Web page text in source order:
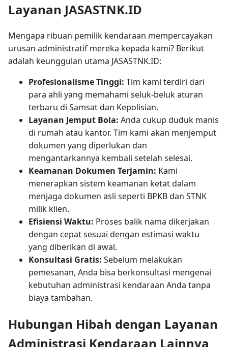
Layanan JASASTNK.ID
Mengapa ribuan pemilik kendaraan mempercayakan
urusan administratif mereka kepada kami? Berikut
adalah keunggulan utama JASASTNK.ID:
Profesionalisme Tinggi: Tim kami terdiri dari
para ahli yang memahami seluk-beluk aturan
terbaru di Samsat dan Kepolisian.
Layanan Jemput Bola: Anda cukup duduk manis
di rumah atau kantor. Tim kami akan menjemput
dokumen yang diperlukan dan
mengantarkannya kembali setelah selesai.
Keamanan Dokumen Terjamin: Kami
menerapkan sistem keamanan ketat dalam
menjaga dokumen asli seperti BPKB dan STNK
milik klien.
Efisiensi Waktu: Proses balik nama dikerjakan
dengan cepat sesuai dengan estimasi waktu
yang diberikan di awal.
Konsultasi Gratis: Sebelum melakukan
pemesanan, Anda bisa berkonsultasi mengenai
kebutuhan administrasi kendaraan Anda tanpa
biaya tambahan.
Hubungan Hibah dengan Layanan
Administrasi Kendaraan Lainnya